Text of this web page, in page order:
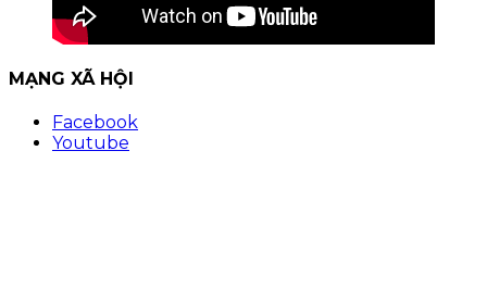
MẠNG XÃ HỘI
Facebook
Youtube